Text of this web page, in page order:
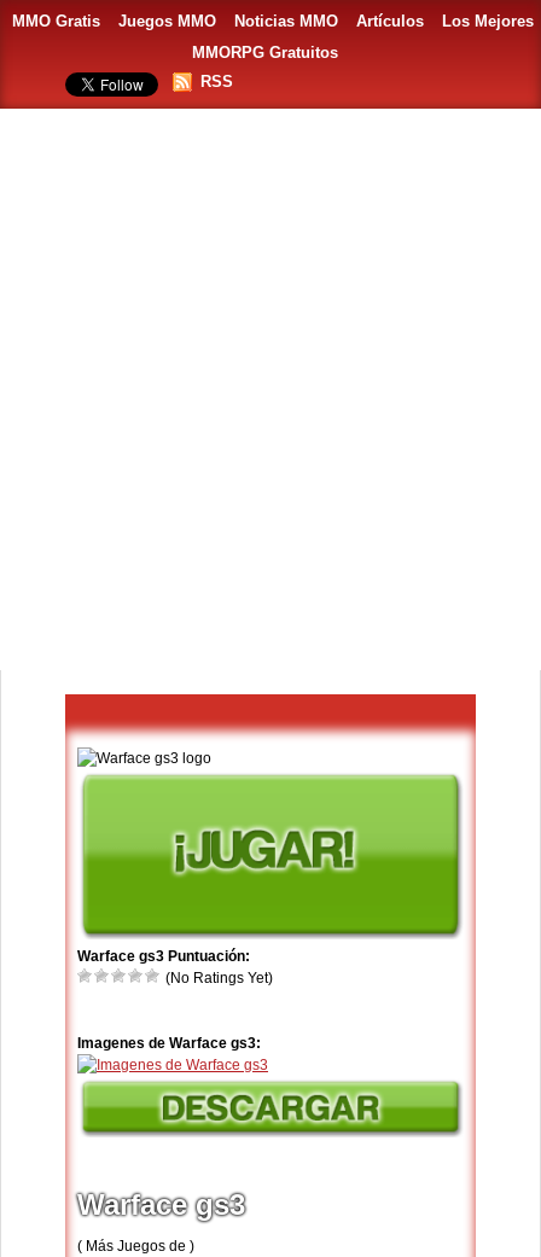
MMO Gratis Juegos MMO Noticias MMO Artículos
Los Mejores
MMORPG Gratuitos
RSS
Warface gs3 Puntuación:
(No Ratings Yet)
Imagenes de Warface gs3:
Warface gs3
( Más Juegos de )